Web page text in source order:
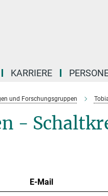
KARRIERE
und Forschungsgruppen
-
E-Mail